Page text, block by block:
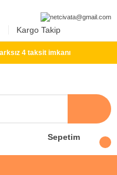
Kargo Takip
4 taksit imkanı
Sepetim